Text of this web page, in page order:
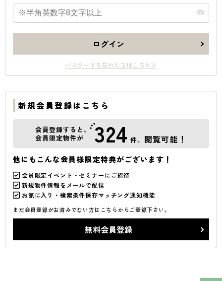
ログイン
パスワードを忘れた方はこちら≫
新規会員登録はこちら
会員登録すると、
会員限定物件が
324 件、 閲覧可能！
他にもこんな会員様限定特典がございます！
会員限定イベント・セミナーにご招待
新規物件情報をメールで配信
お気に入り・検索条件保存マッチング通知機能
まだ会員登録がお済みでない方はこちらからご登録下さい。
無料会員登録